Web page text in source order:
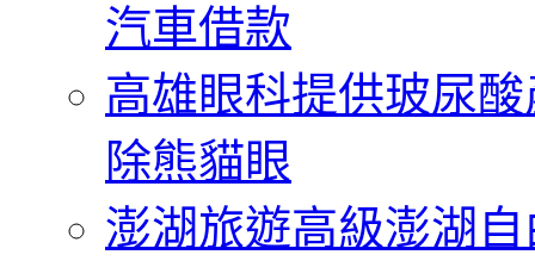
汽車借款
高雄眼科提供玻尿
除熊貓眼
澎湖旅遊高級澎湖